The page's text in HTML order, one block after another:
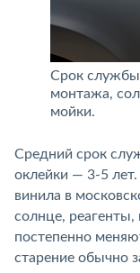
Срок службы
монтажа,
мойки.
Средний срок
оклейки — 3-5
винила в
солнце,
постепенно
старение обычно